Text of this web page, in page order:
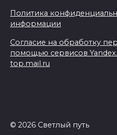
Политика
информации
Согласие на обработку
помощью сервисов
top.mail.ru
© 2026 Светлый путь